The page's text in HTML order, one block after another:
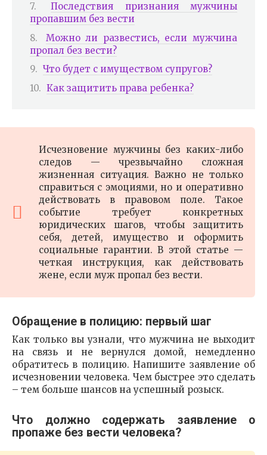
Последствия признания мужчины
пропавшим без вести
Можно ли развестись, если мужчина
пропал без вести?
Что будет с имуществом супругов?
Как защитить права ребенка?
Исчезновение мужчины без каких-либо
следов — чрезвычайно сложная
жизненная ситуация. Важно не только
справиться с эмоциями, но и оперативно
действовать в правовом поле. Такое
событие требует конкретных
юридических шагов, чтобы защитить
себя, детей, имущество и оформить
социальные гарантии. В этой статье —
четкая инструкция, как действовать
жене, если муж пропал без вести.
Обращение в полицию: первый шаг
Как только вы узнали, что мужчина не выходит
на связь и не вернулся домой, немедленно
обратитесь в полицию. Напишите заявление об
исчезновении человека. Чем быстрее это сделать
– тем больше шансов на успешный розыск.
Что должно содержать заявление о
пропаже без вести человека?